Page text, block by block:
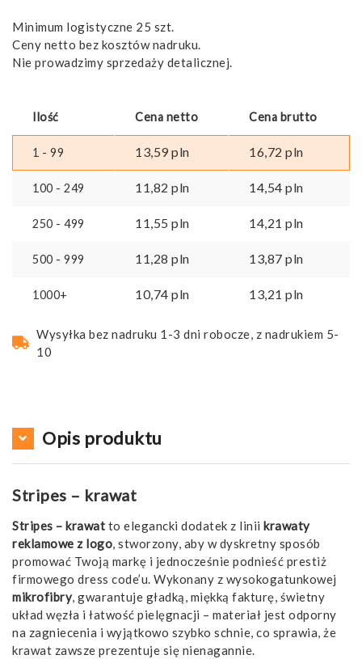
Minimum logistyczne 25 szt.
Ceny netto bez kosztów nadruku.
Nie prowadzimy sprzedaży detalicznej.
Ilość Cena netto Cena brutto
1 - 99 13,59pln 16,72 pln
100 - 249 11,82 pln 14,54 pln
250 - 499 11,55 pln 14,21 pln
500 - 999 11,28 pln 13,87 pln
1000+ 10,74 pln 13,21 pln
Wysyłka bez nadruku 1-3 dni robocze, z nadrukiem 5-
10
Opis produktu
Stripes – krawat
Stripes – krawat to elegancki dodatek z linii krawaty
reklamowe z logo, stworzony, aby w dyskretny sposób
promować Twoją markę i jednocześnie podnieść prestiż
firmowego dress code’u. Wykonany z wysokogatunkowej
mikrofibry, gwarantuje gładką, miękką fakturę, świetny
układ węzła i łatwość pielęgnacji – materiał jest odporny
na zagniecenia i wyjątkowo szybko schnie, co sprawia, że
krawat zawsze prezentuje się nienagannie.